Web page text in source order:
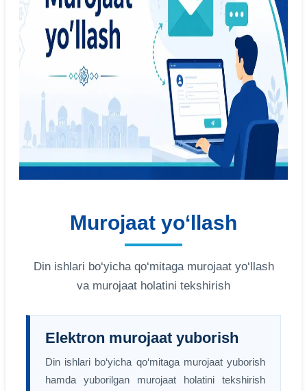
Murojaat yo‘llash
Din ishlari bo‘yicha qo‘mitaga murojaat yo‘llash
va murojaat holatini tekshirish
Elektron murojaat yuborish
Din ishlari bo‘yicha qo‘mitaga murojaat yuborish
hamda yuborilgan murojaat holatini tekshirish